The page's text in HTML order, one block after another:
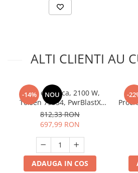
ALTI CLIENTI AU
-14% NOU
Freza electrica, 2100 W,
Tolsen 79534, PwrBlastX
(Industrial)
812,33 RON
697,99 RON
ADAUGA IN COS
-